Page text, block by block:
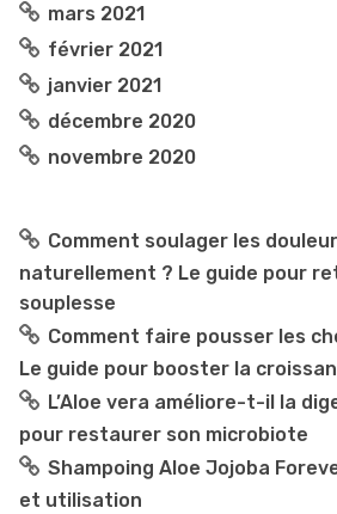
mars 2021
février 2021
janvier 2021
décembre 2020
novembre 2020
Comment soulager les
naturellement ? Le guide pour
souplesse
Comment faire pousser les
Le guide pour booster la
L’Aloe vera améliore-t-il la
pour restaurer son microbiote
Shampoing Aloe Jojoba
et utilisation